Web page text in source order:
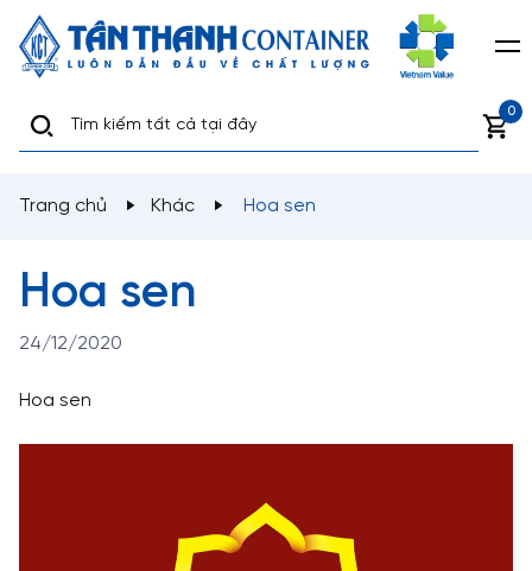
0
Trang chủ Khác Hoa sen
Hoa sen
24/12/2020
Hoa sen